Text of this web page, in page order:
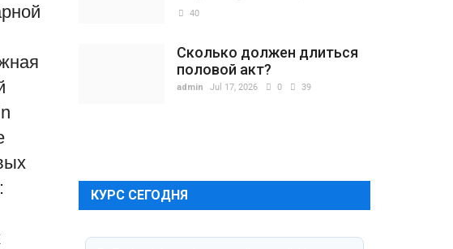
40
Сколько должен длиться
половой акт?
admin Jul 17, 2026 0 39
КУРС СЕГОДНЯ